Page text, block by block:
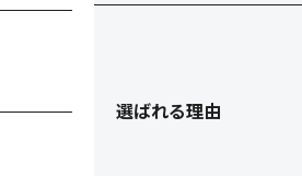
選ばれる理由